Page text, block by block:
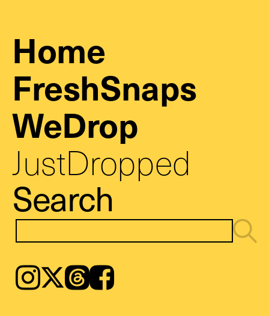
Home
FreshSnaps
WeDrop
JustDropped
Search
Instagram𝕏ThreadsFacebook